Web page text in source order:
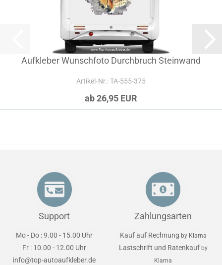
Aufkleber Wunschfoto Durchbruch Steinwand
Artikel‑Nr.: TA-555-375
ab 26,95 EUR
Support
Mo - Do : 9.00 - 15.00 Uhr
Fr : 10.00 - 12.00 Uhr
info@top-autoaufkleber.de
Zahlungsarten
Kauf auf Rechnung by Klarna
Lastschrift und Ratenkauf by
Klarna